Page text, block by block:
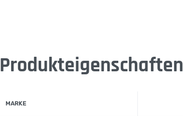
Produkteigenschaften
MARKE